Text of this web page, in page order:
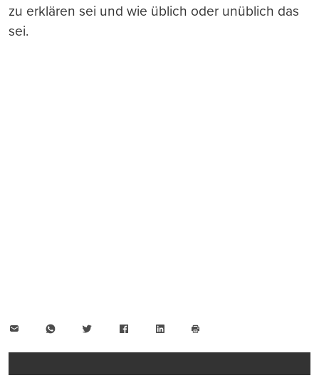
zu erklären sei und wie üblich oder unüblich das
sei.
WhatsAppTwitter FacebookLinkedIn
drucken